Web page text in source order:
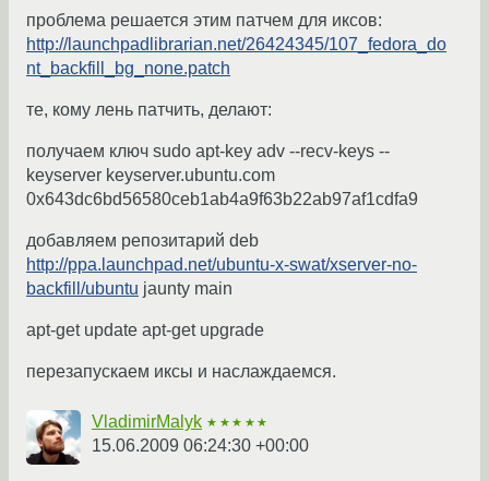
проблема решается этим патчем для иксов:
http://launchpadlibrarian.net/26424345/107_fedora_do
nt_backfill_bg_none.patch
те, кому лень патчить, делают:
получаем ключ sudo apt-key adv --recv-keys --
keyserver keyserver.ubuntu.com
0x643dc6bd56580ceb1ab4a9f63b22ab97af1cdfa9
добавляем репозитарий deb
http://ppa.launchpad.net/ubuntu-x-swat/xserver-no-
backfill/ubuntu jaunty main
apt-get update apt-get upgrade
перезапускаем иксы и наслаждаемся.
VladimirMalyk ★★★★★
15.06.2009 06:24:30 +00:00